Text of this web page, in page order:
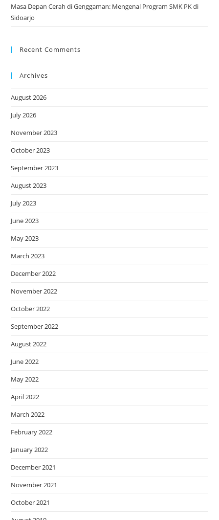
Masa Depan Cerah di Genggaman: Mengenal Program SMK PK di
Sidoarjo
Recent Comments
Archives
August 2026
July 2026
November 2023
October 2023
September 2023
August 2023
July 2023
June 2023
May 2023
March 2023
December 2022
November 2022
October 2022
September 2022
August 2022
June 2022
May 2022
April 2022
March 2022
February 2022
January 2022
December 2021
November 2021
October 2021